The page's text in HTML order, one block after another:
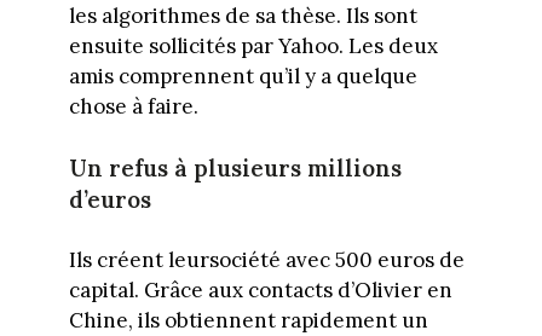
les algorithmes de sa thèse. Ils sont
ensuite sollicités par Yahoo. Les deux
amis comprennent qu’il y a quelque
chose à faire.
Un refus à plusieurs millions
d’euros
Ils créent leursociété avec 500 euros de
capital. Grâce aux contacts d’Olivier en
Chine, ils obtiennent rapidement un